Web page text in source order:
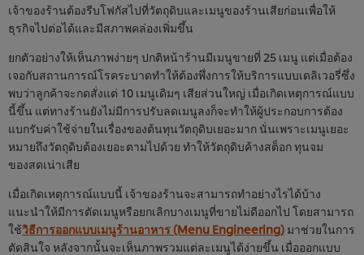
เจ้าของร้านต้องรีบโฟกัสไปที่วัตถุดิบและเมนูของร้านเสียก่อนเพื่อให้
ธุรกิจไปต่อได้และมีสภาพคล่องเพิ่มขึ้น
ยกตัวอย่างให้เห็นภาพง่ายๆ ปกติหน้าร้านมีเมนูขายที่ 25 เมนู แต่เมื่อต้อง
เจอกับสถานการณ์โรคระบาดทำให้ต้องพึ่งการให้บริการแบบเดลิเวอรี่ซึ่ง
พบว่าลูกค้าจะกดสั่งแต่ 10 เมนูเดิมๆ เสียส่วนใหญ่ เมื่อเกิดเหตุการณ์แบบ
นี้ขึ้น แต่ทางร้านยังไม่มีการปรับลดเมนูลงก็จะทำให้ผู้ประกอบการต้อง
แบกรับค่าใช้จ่ายในเรื่องของต้นทุนวัตถุดิบเยอะมาก นั่นเพราะเมนูเยอะ
หมายถึงวัตถุดิบต้องเยอะตามไปด้วย ทำให้วัตถุดิบค้างสต็อก ทุนจม
ของสดเน่าเสีย
เมื่อเกิดเหตุการณ์แบบนี้ เจ้าของร้านจะสามารถทำอย่างไรได้บ้าง
แนะนำให้มีการตัดเมนูหรือยกเลิกบางเมนูที่ขายไม่ดีออกไป โดยสามารถ
ใช้วิธีการออกแบบเมนูร้านอาหาร (Menu Engineering) มาช่วยในการ
ตัดสินใจ หลังจากนั้นจะเห็นภาพรวมแต่ละเมนูได้ง่ายขึ้น เมื่อออกแบบ